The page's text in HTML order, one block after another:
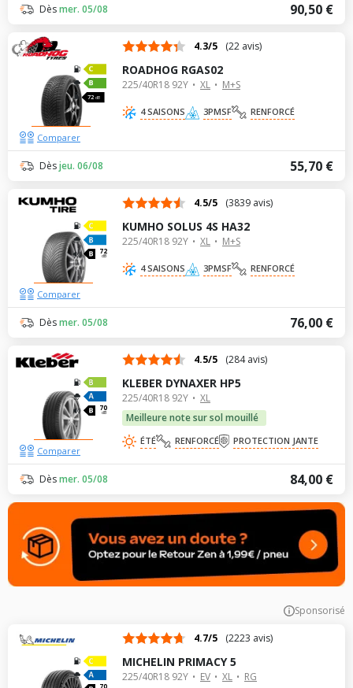
90,50 €
Dèsmer. 05/08
72 dB
4.3/5 (22 avis)
ROADHOG RGAS02
225/40R18 92Y XL M+S
4 SAISONS 3PMSF RENFORCÉ
55,70 €
Dèsjeu. 06/08
Comparer
72
dB
4.5/5 (3839 avis)
KUMHO SOLUS 4S HA32
225/40R18 92Y XL M+S
4 SAISONS 3PMSF RENFORCÉ
76,00 €
Dèsmer. 05/08
Comparer
70
dB
4.5/5 (284 avis)
KLEBER DYNAXER HP5
225/40R18 92Y
XL
Meilleure note sur sol mouillé
ÉTÉ RENFORCÉ PROTECTION JANTE
84,00 €
Dèsmer. 05/08
Comparer
Sponsorisé
4.7/5 (2223 avis)
MICHELIN PRIMACY 5
225/40R18 92Y EV XL
RG